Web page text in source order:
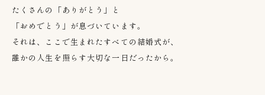
たくさんの「ありがとう」と
「おめでとう」が息づいています。
それは、ここで生まれたすべての結婚式が、
誰かの人生を照らす大切な一日だったから。